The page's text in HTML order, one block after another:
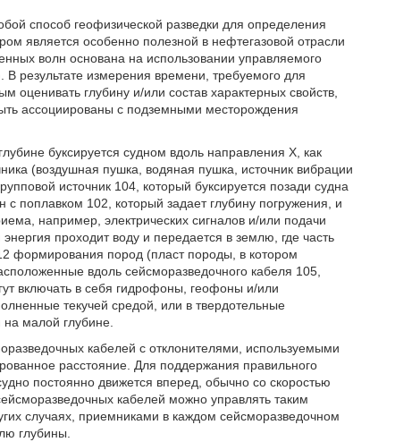
способ геофизической разведки для определения
является особенно полезной в нефтегазовой отрасли
волн основана на использовании управляемого
результате измерения времени, требуемого для
оценивать глубину и/или состав характерных свойств,
ассоциированы с подземными месторождения
буксируется судном вдоль направления X, как
(воздушная пушка, водяная пушка, источник вибрации
источник 104, который буксируется позади судна
поплавком 102, который задает глубину погружения, и
например, электрических сигналов и/или подачи
энергия проходит воду и передается в землю, где часть
формирования пород (пласт породы, в котором
вдоль сейсморазведочного кабеля 105,
включать в себя гидрофоны, геофоны и/или
текучей средой, или в твердотельные
малой глубине.
кабелей с отклонителями, используемыми
расстояние. Для поддержания правильного
постоянно движется вперед, обычно со скоростью
кабелей можно управлять таким
случаях, приемниками в каждом сейсморазведочном
глубины.